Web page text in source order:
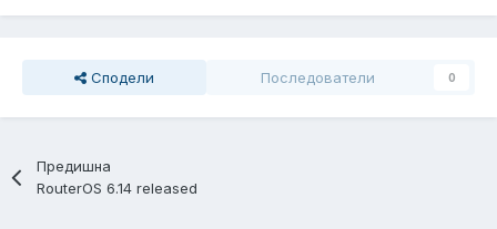
Сподели Последователи 0
Предишна
RouterOS 6.14 released